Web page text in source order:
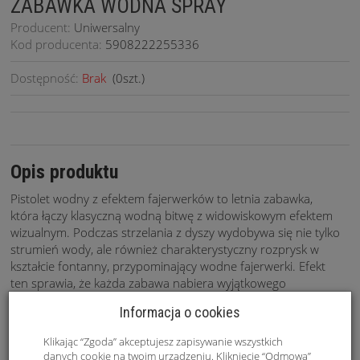
ZABAWKA WODNA SPRAY
Producent: Uniwersalny
Kod producenta: 5908222255336
Dostępność: Brak (0szt.)
Opis produktu
Pistolet wodny z efektem fajerwerków to letnia zabawka,
która łączy klasyczną wodną bitwę z widowiskowym efektem
wizualnym. Podczas strzelania z dyszy wydobywa się nie tylko
strumień wody, ale również charakterystyczny rozprysk w
kształcie fontanny, przypominający wodne fajerwerki. Efekt
ten sprawia, że każda zabawa nabiera wyjątkowego
Zabawka została zaprojektowana z myślą o wygodzie
użytkowania – jest lekka, poręczna i dobrze leży w dłoni,
Informacja o cookies
Klikając “Zgoda” akceptujesz zapisywanie wszystkich
danych cookie na twoim urządzeniu. Kliknięcie “Odmowa”